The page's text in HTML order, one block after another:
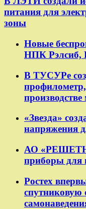
питания для
зоны
Новые
НПК Рэлсиб,
В ТУСУРе
«Звезда»
напряжения
АО
приборы для
Ростех
спутниковую